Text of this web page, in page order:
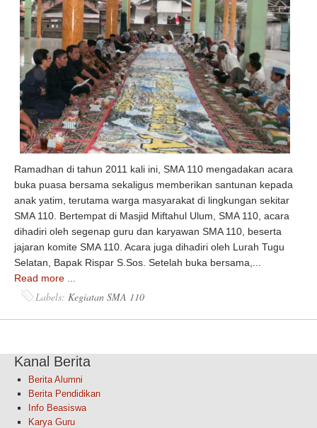
Ramadhan di tahun 2011 kali ini, SMA 110 mengadakan acara
buka puasa bersama sekaligus memberikan santunan kepada
anak yatim, terutama warga masyarakat di lingkungan sekitar
SMA 110. Bertempat di Masjid Miftahul Ulum, SMA 110, acara
dihadiri oleh segenap guru dan karyawan SMA 110, beserta
jajaran komite SMA 110. Acara juga dihadiri oleh Lurah Tugu
Selatan, Bapak Rispar S.Sos. Setelah buka bersama,...
Read more ...
Labels: Kegiatan SMA 110
Kanal Berita
Berita Alumni
Berita Pendidikan
Info Beasiswa
Karya Guru